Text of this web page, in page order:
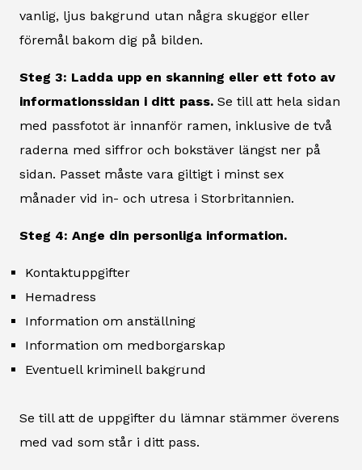
vanlig, ljus bakgrund utan några skuggor eller
föremål bakom dig på bilden.
Steg 3: Ladda upp en skanning eller ett foto av
informationssidan i ditt pass. Se till att hela sidan
med passfotot är innanför ramen, inklusive de två
raderna med siffror och bokstäver längst ner på
sidan. Passet måste vara giltigt i minst sex
månader vid in- och utresa i Storbritannien.
Steg 4: Ange din personliga information.
Kontaktuppgifter
Hemadress
Information om anställning
Information om medborgarskap
Eventuell kriminell bakgrund
Se till att de uppgifter du lämnar stämmer överens
med vad som står i ditt pass.